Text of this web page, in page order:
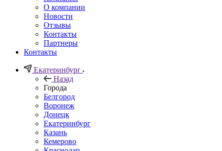
О компании
Новости
Отзывы
Контакты
Партнеры
Контакты
Екатеринбург
Назад
Города
Белгород
Воронеж
Донецк
Екатеринбург
Казань
Кемерово